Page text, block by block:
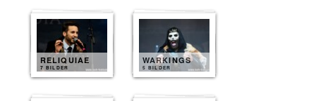
RELIQUIAE
7 BILDER
WARKINGS
5 BILDER